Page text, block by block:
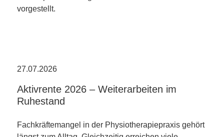
vorgestellt.
27.07.2026
Aktivrente 2026 – Weiterarbeiten im
Ruhestand
Fachkräftemangel in der Physiotherapiepraxis gehört